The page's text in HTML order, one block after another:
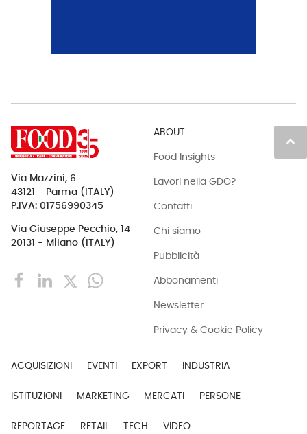
keyboard_arrow_up
Via Mazzini, 6
43121 - Parma (ITALY)
P.IVA: 01756990345
Via Giuseppe Pecchio, 14
20131 - Milano (ITALY)
ABOUT
Food Insights
Lavori nella GDO?
Contatti
Chi siamo
Pubblicità
Abbonamenti
Newsletter
Privacy & Cookie Policy
ACQUISIZIONI EVENTI EXPORT INDUSTRIA
ISTITUZIONI MARKETING MERCATI PERSONE
REPORTAGE RETAIL TECH VIDEO